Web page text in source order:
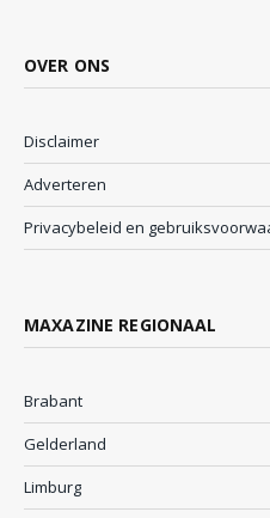
OVER ONS
Disclaimer
Adverteren
Privacybeleid en
MAXAZINE REGIONAAL
Brabant
Gelderland
Limburg